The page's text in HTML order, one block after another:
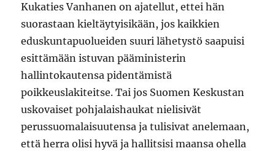
Kukaties Vanhanen on ajatellut, ettei hän
suorastaan kieltäytyisikään, jos kaikkien
eduskuntapuolueiden suuri lähetystö saapuisi
esittämään istuvan pääministerin
hallintokautensa pidentämistä
poikkeuslakiteitse. Tai jos Suomen Keskustan
uskovaiset pohjalaishaukat nielisivät
perussuomalaisuutensa ja tulisivat anelemaan,
että herra olisi hyvä ja hallitsisi maansa ohella